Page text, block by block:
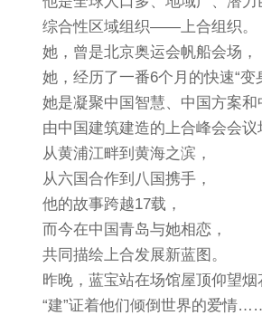
综合性区域组织——上合组织。
她，曾是北京奥运会帆船会场，
她，经历了一番6个月的快速“变
她是凝聚中国智慧、中国方案和
由中国建筑建造的上合峰会会议
从黄浦江畔到黄海之滨，
从六国合作到八国携手，
他的故事跨越17载，
而今在中国青岛与她相恋，
共同描绘上合发展新蓝图。
昨晚，蓝宝站在场馆屋顶仰望烟
“建”证着他们倾倒世界的爱情